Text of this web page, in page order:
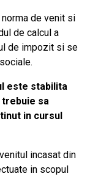
de venit si
de calcul a
de impozit si se
este stabilita
trebuie sa
in cursul
incasat din
in scopul